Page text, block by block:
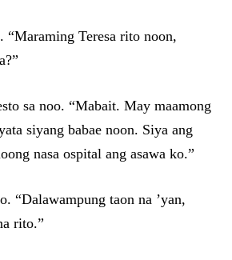
“Maraming Teresa rito noon,
sa noo. “Mabait. May maamong
siyang babae noon. Siya ang
nasa ospital ang asawa ko.”
“Dalawampung taon na ’yan,
rito.”